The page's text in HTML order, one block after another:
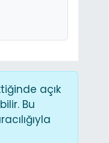
açık
Bu